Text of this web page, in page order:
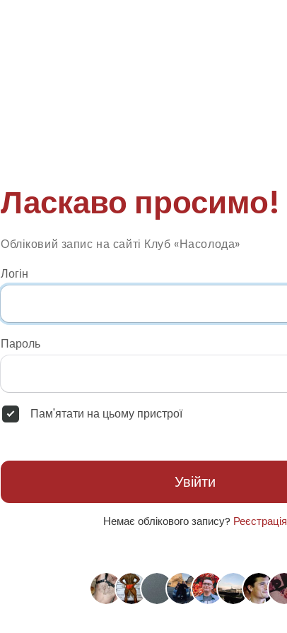
Ласкаво просимо!
Обліковий запис на сайті Клуб «Насолода»
Логін
Пароль
Пам'ятати на цьому пристрої
Увійти
Немає облікового запису? Реєстрація